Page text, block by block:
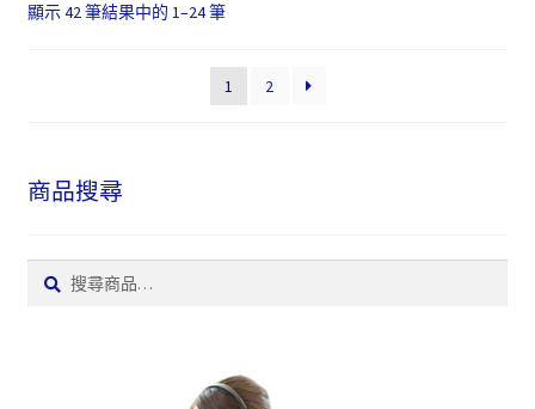
顯示 42 筆結果中的 1–24 筆
1 2
商品搜尋